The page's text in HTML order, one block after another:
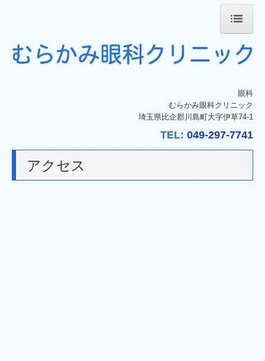
ホーム
お知らせ
アレルギー性結膜炎
コンタクトレンズ
眼科
むらかみ眼科クリニック
埼玉県比企郡川島町大字伊草74-1
TEL: 049-297-7741
アクセス